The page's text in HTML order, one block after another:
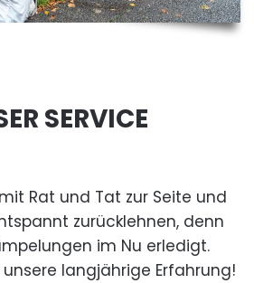
SERVICE
Rat und Tat zur Seite und
zurücklehnen, denn
im Nu erledigt.
langjährige Erfahrung!